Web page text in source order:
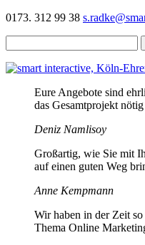
0173. 312 99 38
Eure Angebote sind
das Gesamtprojekt
Deniz Namlisoy
Großartig, wie Sie mit
auf einen guten Weg
Anne Kempmann
Wir haben in der Zeit
Thema Online